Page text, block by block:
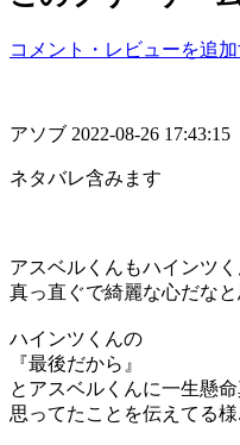
コメント・レビューを追加
アソブ 2022-08-26 17:43:15
ネタバレ含みます
アスベルくんもハインツく
真っ直ぐで綺麗な心だなと
ハインツくんの
『最後だから』
とアスベルくんに一生懸
思ってたことを伝えてる